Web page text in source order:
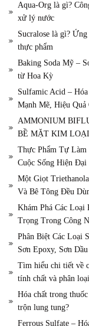
Aqua-Org là gì?
xử lý nước
Sucralose là gì?
thực phẩm
Baking Soda Mỹ –
từ Hoa Kỳ
Sulfamic Acid –
Mạnh Mẽ, Hiệu Quả
AMMONIUM
BỀ MẶT KIM
Thực Phẩm Tự
Cuộc Sống Hiện Đại
Một Giọt
Và Bê Tông Đều
Khám Phá Các
Trọng Trong Công
Phân Biệt Các Loại
Sơn Epoxy, Sơn
Tìm hiểu chi tiết về
tính chất và phân loại
Hóa chất trong
trộn lung tung?
Ferrous Sulfate –